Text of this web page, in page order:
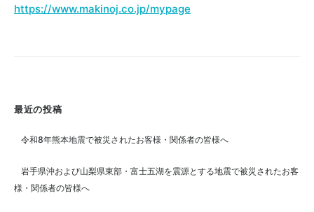
英
https://www.makinoj.co.jp/mypage
最近の投稿
令和8年熊本地震で被災されたお客様・関係者の皆様へ
岩手県沖および山梨県東部・富士五湖を震源とする地震で被災されたお客
様・関係者の皆様へ